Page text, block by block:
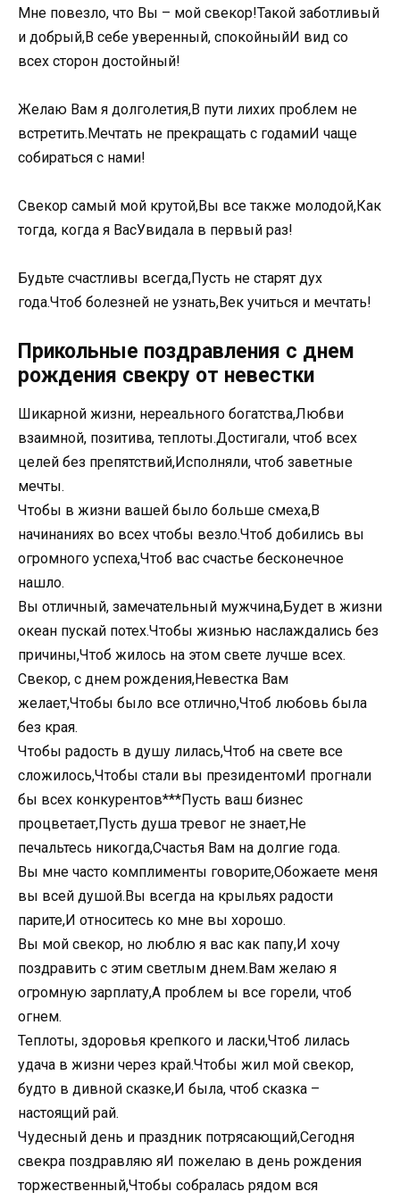
Мне повезло, что Вы – мой свекор!Такой заботливый
и добрый,В себе уверенный, спокойныйИ вид со
всех сторон достойный!
Желаю Вам я долголетия,В пути лихих проблем не
встретить.Мечтать не прекращать с годамиИ чаще
собираться с нами!
Свекор самый мой крутой,Вы все также молодой,Как
тогда, когда я ВасУвидала в первый раз!
Будьте счастливы всегда,Пусть не старят дух
года.Чтоб болезней не узнать,Век учиться и мечтать!
Прикольные поздравления с днем
рождения свекру от невестки
Шикарной жизни, нереального богатства,Любви
взаимной, позитива, теплоты.Достигали, чтоб всех
целей без препятствий,Исполняли, чтоб заветные
мечты.
Чтобы в жизни вашей было больше смеха,В
начинаниях во всех чтобы везло.Чтоб добились вы
огромного успеха,Чтоб вас счастье бесконечное
нашло.
Вы отличный, замечательный мужчина,Будет в жизни
океан пускай потех.Чтобы жизнью наслаждались без
причины,Чтоб жилось на этом свете лучше всех.
Свекор, с днем рождения,Невестка Вам
желает,Чтобы было все отлично,Чтоб любовь была
без края.
Чтобы радость в душу лилась,Чтоб на свете все
сложилось,Чтобы стали вы президентомИ прогнали
бы всех конкурентов***Пусть ваш бизнес
процветает,Пусть душа тревог не знает,Не
печальтесь никогда,Счастья Вам на долгие года.
Вы мне часто комплименты говорите,Обожаете меня
вы всей душой.Вы всегда на крыльях радости
парите,И относитесь ко мне вы хорошо.
Вы мой свекор, но люблю я вас как папу,И хочу
поздравить с этим светлым днем.Вам желаю я
огромную зарплату,А проблем ы все горели, чтоб
огнем.
Теплоты, здоровья крепкого и ласки,Чтоб лилась
удача в жизни через край.Чтобы жил мой свекор,
будто в дивной сказке,И была, чтоб сказка –
настоящий рай.
Чудесный день и праздник потрясающий,Сегодня
свекра поздравляю яИ пожелаю в день рождения
торжественный,Чтобы собралась рядом вся